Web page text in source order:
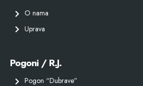
O nama
Uprava
Pogoni / R.J.
Pogon “Dubrave”